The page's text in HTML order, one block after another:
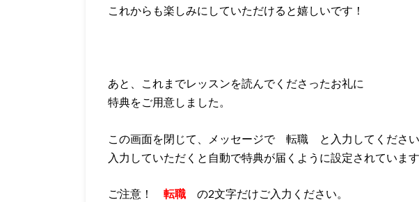
これからも楽しみにしていただけると嬉しいです！
あと、これまでレッスンを読んでくださったお礼に
特典をご用意しました。
この画面を閉じて、メッセージで 転職 と入力してください
入力していただくと自動で特典が届くように設定されています
ご注意！ 転職 の2文字だけご入力ください。